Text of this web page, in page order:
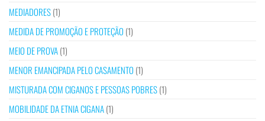
MEDIADORES(1)
MEDIDA DE PROMOÇÃO E PROTEÇÃO (1)
MEIO DE PROVA(1)
MENOR EMANCIPADA PELO CASAMENTO (1)
MISTURADA COM CIGANOS E PESSOAS POBRES(1)
MOBILIDADE DA ETNIA CIGANA(1)